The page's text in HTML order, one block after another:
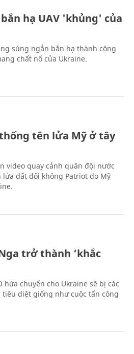
hạ UAV 'khủng' của
súng ngắn bắn hạ thành công
chất nổ của Ukraine.
tên lửa Mỹ ở tây
video quay cảnh quân đội nước
đất đối không Patriot do Mỹ
trở thành ‘khắc
hứa chuyển cho Ukraine sẽ bị các
diệt giống như cuộc tấn công